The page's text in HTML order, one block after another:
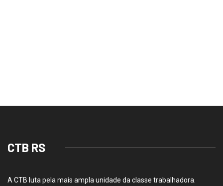
CTB RS
A CTB luta pela mais ampla unidade da classe trabalhadora.